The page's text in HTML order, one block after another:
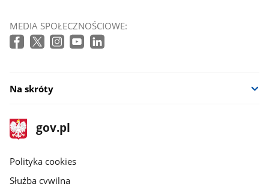
MEDIA SPOŁECZNOŚCIOWE:
Na skróty
stopka
gov.pl
Strona
gov.pl
gov.pl
Polityka cookies
Służba cywilna